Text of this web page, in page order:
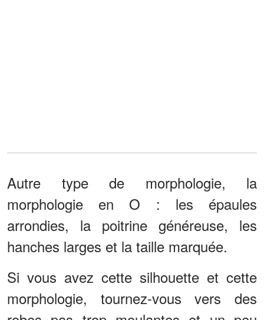
Autre type de morphologie, la
morphologie en O : les épaules
arrondies, la poitrine généreuse, les
hanches larges et la taille marquée.
Si vous avez cette silhouette et cette
morphologie, tournez-vous vers des